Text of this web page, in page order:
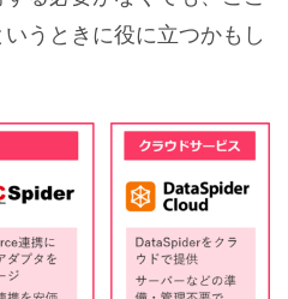
うときに役に立つかもし